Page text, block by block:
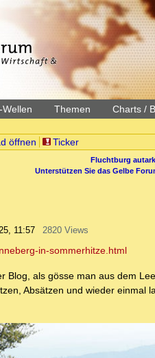
Wellen Themen Charts /
öffnen Ticker
Fluchtburg
Unterstützen Sie das Gelbe
11:57 2820 Views
in-sommerhitze.html
Blog, als gösse man aus dem
Absätzen und wieder